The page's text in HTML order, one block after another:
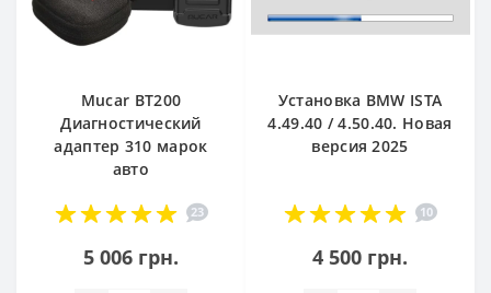
Mucar BT200
Диагностический
адаптер 310 марок
авто
23
5 006 грн.
Установка BMW ISTA
4.49.40 / 4.50.40. Новая
версия 2025
10
4 500 грн.